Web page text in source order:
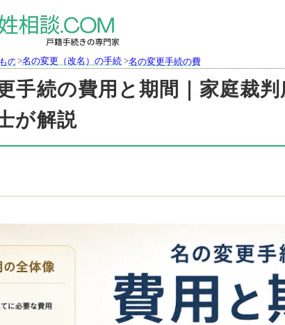
の >名の変更（改名）の手続 >名の変更手続の費用と期間｜家庭裁
手続の費用と期間｜家庭裁
が解説